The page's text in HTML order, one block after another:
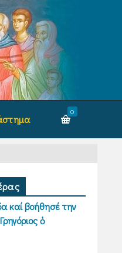
0
καί βοήθησέ την
ὁ